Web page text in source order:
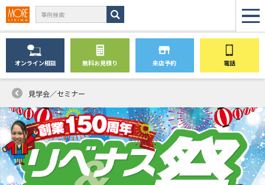
オンライン相談 無料お見積り 来店予約 電話
見学会／セミナー